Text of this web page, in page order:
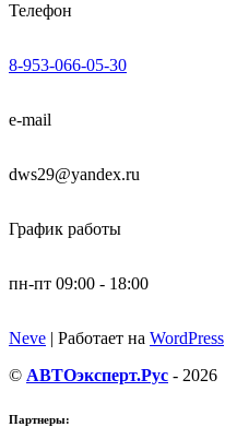
Телефон
8-953-066-05-30
e-mail
dws29@yandex.ru
График работы
пн-пт 09:00 - 18:00
Neve | Работает на WordPress
© АВТОэксперт.Рус - 2026
Партнеры: